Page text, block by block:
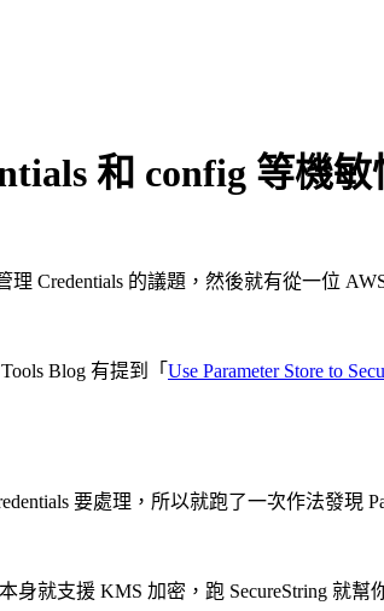
和 config 等機
Credentials 的議題，然後就有從一位
Blog 有提到「 Use Parameter Store to
要處理，所以就跑了一次作法發現
本身就支援 KMS 加密，跑 SecureString 就